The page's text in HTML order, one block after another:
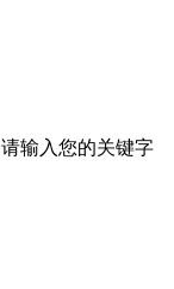
请输入您的关键字